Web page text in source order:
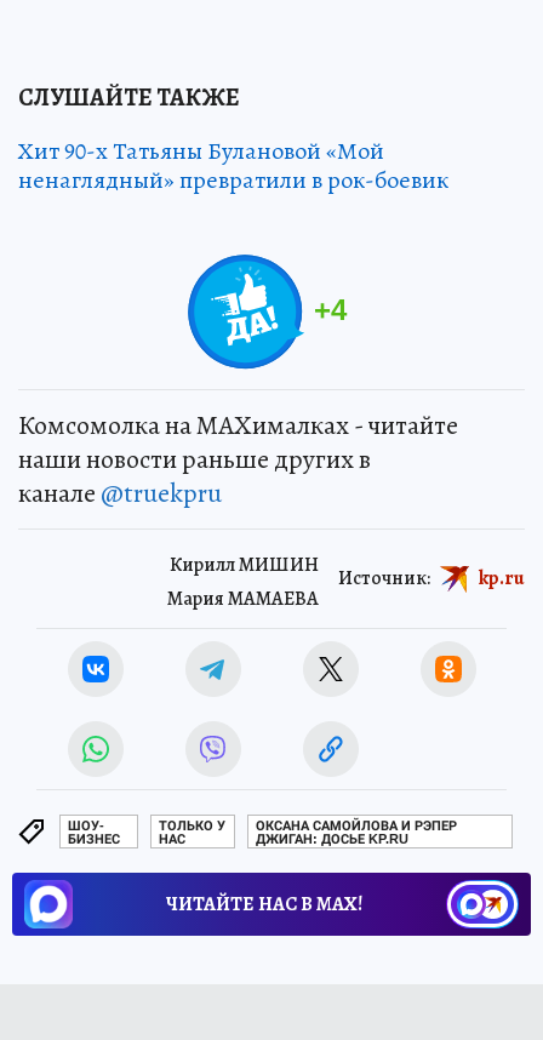
СЛУШАЙТЕ ТАКЖЕ
Хит 90-х Татьяны Булановой «Мой
ненаглядный» превратили в рок-боевик
+4
Комсомолка на MAXималках - читайте
наши новости раньше других в
канале @truekpru
Кирилл МИШИН
Мария МАМАЕВА
Источник: kp.ru
ШОУ-
БИЗНЕС
ТОЛЬКО У
НАС
ОКСАНА САМОЙЛОВА И РЭПЕР
ДЖИГАН: ДОСЬЕ KP.RU
ЧИТАЙТЕ НАС В МАХ!